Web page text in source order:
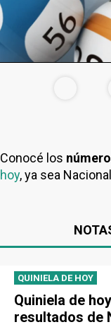
Conocé los
hoy, ya sea
QUINIELA DE HOY
Quiniela de
resultados de